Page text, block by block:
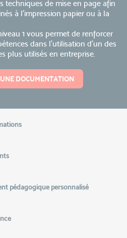
techniques de mise en page afin
à l’impression papier ou à la
1 vous permet de renforcer
dans l'utilisation d'un des
plus utilisés en entreprise.
DOCUMENTATION
pédagogique personnalisé